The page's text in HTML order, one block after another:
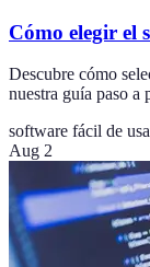
Cómo elegir el
Descubre cómo
nuestra guía paso a
software fácil de
Aug 2